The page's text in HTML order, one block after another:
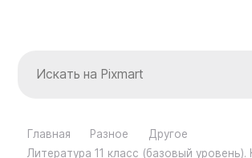
Главная Разное
Другое
Литература 11 класс (базовый уровень).